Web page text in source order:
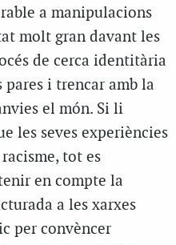
a manipulacions
molt gran davant les
de cerca identitària
pares i trencar amb la
el món. Si li
les seves experiències
tot es
en compte la
a les xarxes
per convèncer